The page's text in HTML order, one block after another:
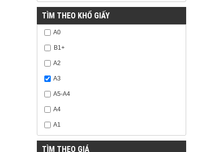
TÌM THEO KHỔ GIẤY
A0
B1+
A2
A3
A5-A4
A4
A1
TÌM THEO GIÁ